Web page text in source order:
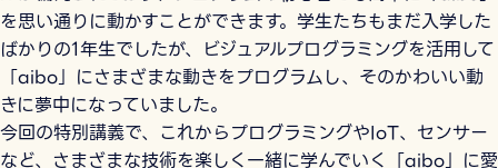
を思い通りに動かすことができます。学生たちもまだ入学した
ばかりの1年生でしたが、ビジュアルプログラミングを活用して
「aibo」にさまざまな動きをプログラムし、そのかわいい動
きに夢中になっていました。
今回の特別講義で、これからプログラミングやIoT、センサー
など、さまざまな技術を楽しく一緒に学んでいく「aibo」に愛